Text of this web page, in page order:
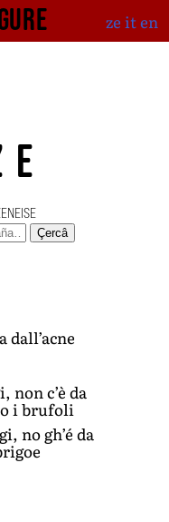
ze iten
Çercâ
dall’acne
c’è da
i brufoli
no gh’é da